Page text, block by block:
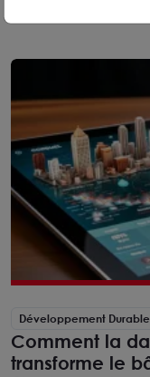
Métropole Aix-
Développement Durable
Comment la
transforme le